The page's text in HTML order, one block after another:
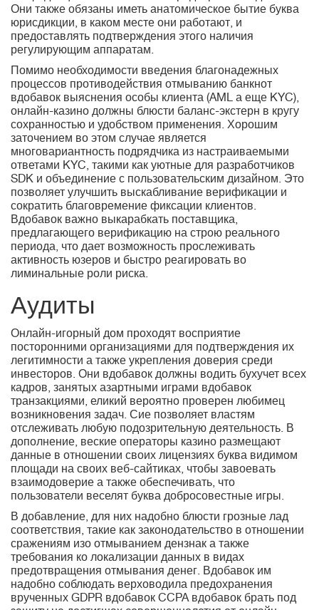
Они также обязаны иметь анатомическое бытие буква
юрисдикции, в каком месте они работают, и
предоставлять подтверждения этого наличия
регулирующим аппаратам.
Помимо необходимости введения благонадежных
процессов противодействия отмыванию банкнот
вдобавок выяснения особы клиента (AML а еще KYC),
онлайн-казино должны блюсти баланс-экстерн в кругу
сохранностью и удобством применения. Хорошим
заточением во этом случае является
многовариантность подрядчика из настраиваемыми
ответами KYC, такими как уютные для разработчиков
SDK и объединение с пользовательским дизайном. Это
позволяет улучшить выскабливание верификации и
сократить благовремение фиксации клиентов.
Вдобавок важно выкарабкать поставщика,
предлагающего верификацию на строю реального
периода, что дает возможность прослеживать
активность юзеров и быстро реагировать во
лиминальные роли риска.
Аудиты
Онлайн-игорный дом проходят восприятие
посторонними организациями для подтверждения их
легитимности а также укрепления доверия среди
инвесторов. Они вдобавок должны водить бухучет всех
кадров, занятых азартными играми вдобавок
транзакциями, еликий вероятно проверен любимец
возникновения задач. Сие позволяет властям
отслеживать любую подозрительную деятельность. В
дополнение, веские операторы казино размещают
данные в отношении своих лицензиях буква видимом
площади на своих веб-сайтиках, чтобы завоевать
взаимодоверие а также обеспечивать, что
пользователи веселят буква добросовестные игры.
В добавление, для них надобно блюсти грозные лад
соответствия, такие как законодательство в отношении
сражениям изо отмыванием дензнак а также
требования ко локализации данных в видах
предотвращения отмывания денег. Вдобавок им
надобно соблюдать верховодила предохранения
врученных GDPR вдобавок CCPA вдобавок брать под